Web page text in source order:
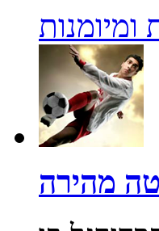
ומיומנות
מהירה